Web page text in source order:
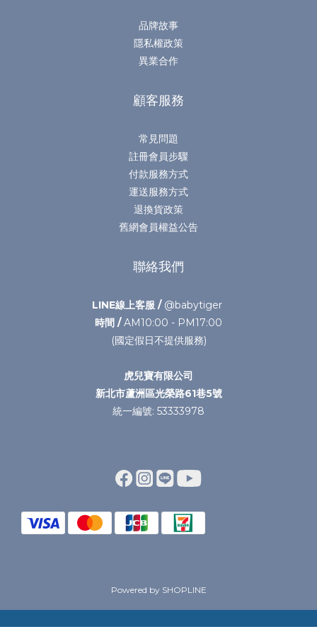
品牌故事
隱私權政策
異業合作
顧客服務
常見問題
註冊會員步驟
付款服務方式
運送服務方式
退換貨政策
舊網會員權益公告
聯絡我們
LINE線上客服 / @babytiger
時間 /AM10:00 - PM17:00
(國定假日不提供服務)
虎兒寶有限公司
新北市蘆洲區光榮路61巷5號
統一編號: 53333978
Powered by SHOPLINE